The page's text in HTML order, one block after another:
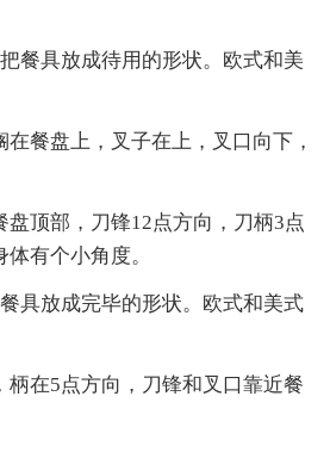
具放成待用的形状。欧式和美
餐盘上，叉子在上，叉口向下，
顶部，刀锋12点方向，刀柄3点
有个小角度。
放成完毕的形状。欧式和美式
在5点方向，刀锋和叉口靠近餐